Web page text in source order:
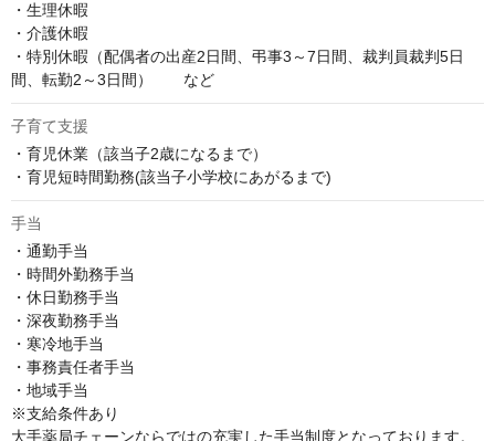
・生理休暇
・介護休暇
・特別休暇（配偶者の出産2日間、弔事3～7日間、裁判員裁判5日
間、転勤2～3日間）　　など
子育て支援
・育児休業（該当子2歳になるまで）
・育児短時間勤務(該当子小学校にあがるまで)
手当
・通勤手当
・時間外勤務手当
・休日勤務手当
・深夜勤務手当
・寒冷地手当
・事務責任者手当
・地域手当
※支給条件あり
大手薬局チェーンならではの充実した手当制度となっております。